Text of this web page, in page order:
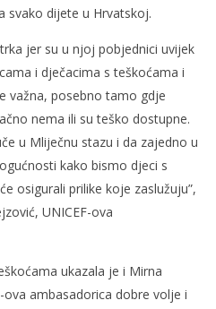
svako dijete u Hrvatskoj.
jer su u njoj pobjednici uvijek
i dječacima s teškoćama i
važna, posebno tamo gdje
nema ili su teško dostupne.
u Mliječnu stazu i da zajedno u
kako bismo djeci s
osigurali prilike koje zaslužuju”,
UNICEF-ova
ukazala je i Mirna
ova ambasadorica dobre volje i